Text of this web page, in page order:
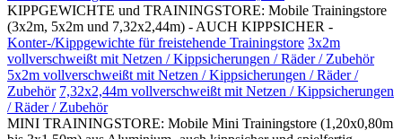
KIPPGEWICHTE und TRAININGSTORE: Mobile Trainingstore
(3x2m, 5x2m und 7,32x2,44m) - AUCH KIPPSICHER -
Konter-/Kippgewichte für freistehende Trainingstore 3x2m
vollverschweißt mit Netzen / Kippsicherungen / Räder / Zubehör
5x2m vollverschweißt mit Netzen / Kippsicherungen / Räder /
Zubehör 7,32x2,44m vollverschweißt mit Netzen / Kippsicherungen
/ Räder / Zubehör
MINI TRAININGSTORE: Mobile Mini Trainingstore (1,20x0,80m